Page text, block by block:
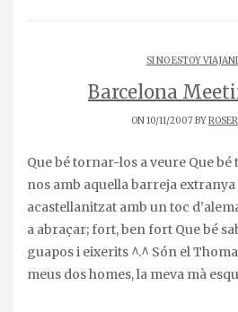
SI NO ESTOY
Barcelona
ON 10/11/2007 BY
Que bé tornar-los a veure Que bé tornar a comunicar-
nos amb aquella barreja extranya
acastellanitzat amb un toc
a abraçar; fort, ben fort Que bé
guapos i eixerits ^.^ Són el
meus dos homes, la meva mà